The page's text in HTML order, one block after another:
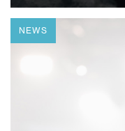
NEWS